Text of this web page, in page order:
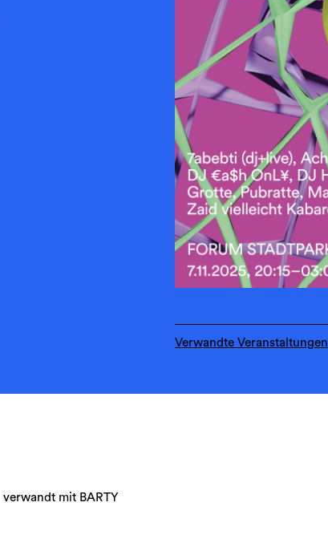
Verwandte Veranstaltungen
verwandt mit BARTY